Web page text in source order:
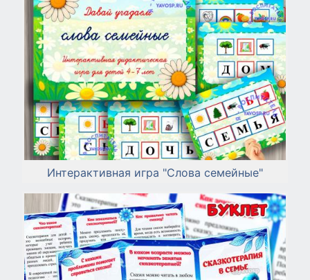
Интерактивная игра "Слова семейные"